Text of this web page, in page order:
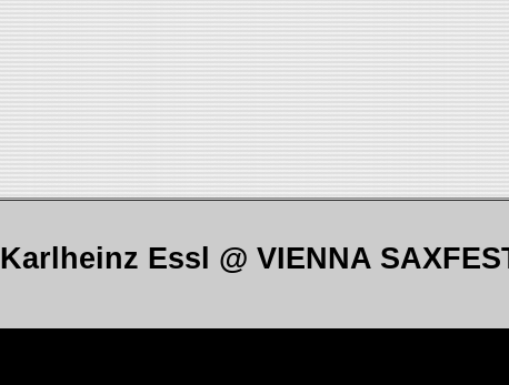
Karlheinz Essl @ VIENNA